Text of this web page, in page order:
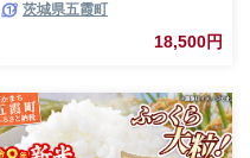
白米 コメ こめ 食べ比べセット
コシヒカリ ひとめぼれ 先行予
約 2026年 人気 家計応援 単一米
茨城県五霞町
18,500円